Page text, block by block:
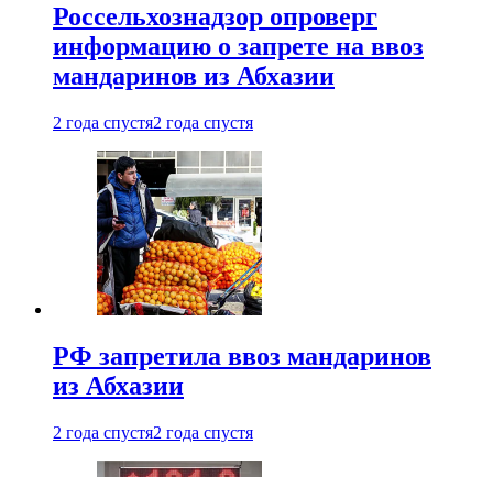
Россельхознадзор опроверг
информацию о запрете на ввоз
мандаринов из Абхазии
2 года спустя2 года спустя
РФ запретила ввоз мандаринов
из Абхазии
2 года спустя2 года спустя